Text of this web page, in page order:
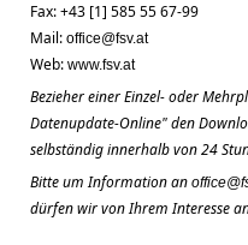
Fax: +43 [1] 585 55 67-99
Mail: office@fsv.at
Web: www.fsv.at
Bezieher einer Einzel- oder
Datenupdate-Online" den
selbständig innerhalb von 24
Bitte um Information an
dürfen wir von Ihrem Interesse